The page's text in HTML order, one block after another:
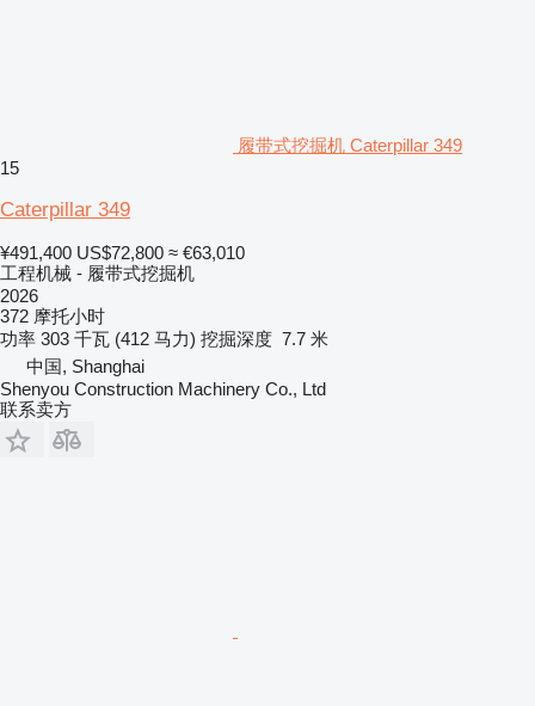
履带式挖掘机 Caterpillar 349
15
Caterpillar 349
¥491,400 US$72,800 ≈ €63,010
工程机械 - 履带式挖掘机
2026
372 摩托小时
功率 303 千瓦 (412 马力) 挖掘深度 7.7 米
中国, Shanghai
Shenyou Construction Machinery Co., Ltd
联系卖方